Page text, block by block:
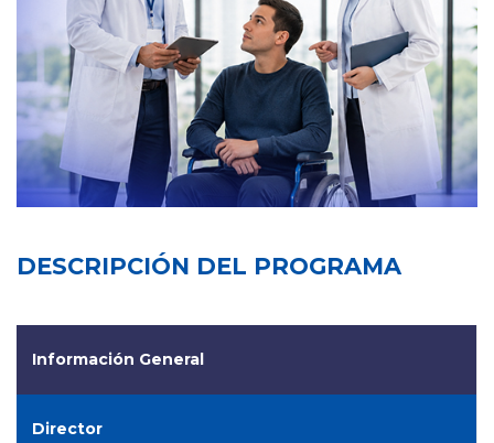
DESCRIPCIÓN DEL PROGRAMA
Información General
Director